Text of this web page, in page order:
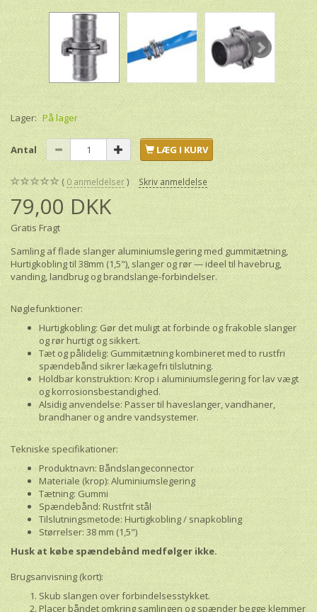
Lager: På lager
Antal LÆG I KURV
0 anmeldelser Skriv anmeldelse
79,00 DKK
Gratis Fragt
Samling af flade slanger aluminiumslegering med gummitætning,
Hurtigkobling til 38mm (1,5"), slanger og rør — ideel til havebrug,
vanding, landbrug og brandslange-forbindelser.
Nøglefunktioner:
Hurtigkobling: Gør det muligt at forbinde og frakoble slanger
og rør hurtigt og sikkert.
Tæt og pålidelig: Gummitætning kombineret med to rustfri
spændebånd sikrer lækagefri tilslutning.
Holdbar konstruktion: Krop i aluminiumslegering for lav vægt
og korrosionsbestandighed.
Alsidig anvendelse: Passer til haveslanger, vandhaner,
brandhaner og andre vandsystemer.
Tekniske specifikationer:
Produktnavn: Båndslangeconnector
Materiale (krop): Aluminiumslegering
Tætning: Gummi
Spændebånd: Rustfrit stål
Tilslutningsmetode: Hurtigkobling / snapkobling
Størrelser: 38 mm (1,5")
Husk at købe spændebånd medfølger ikke.
Brugsanvisning (kort):
Skub slangen over forbindelsesstykket.
Placer båndet omkring samlingen og spænder begge klemmer